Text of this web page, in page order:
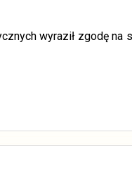
wyraził zgodę